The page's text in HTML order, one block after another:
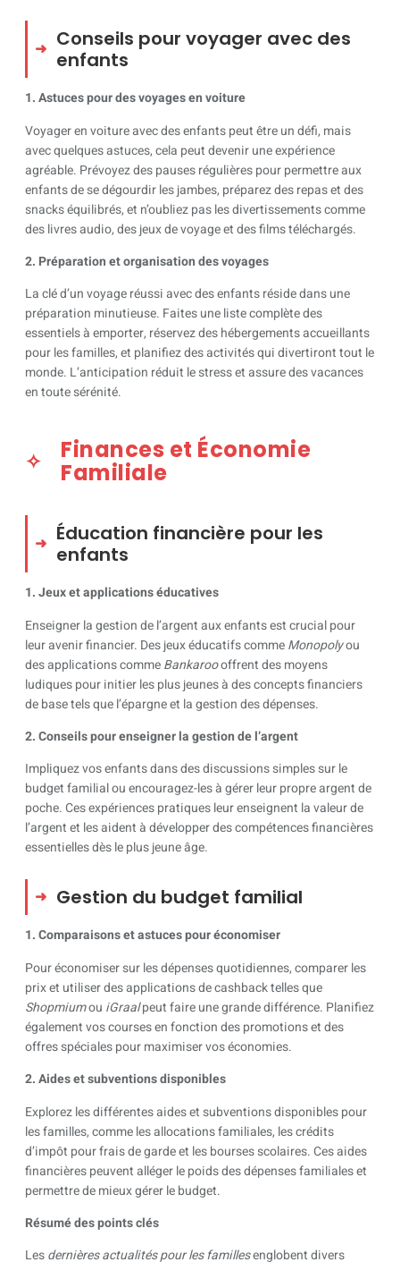
Conseils pour voyager avec des
enfants
1. Astuces pour des voyages en voiture
Voyager en voiture avec des enfants peut être un défi, mais
avec quelques astuces, cela peut devenir une expérience
agréable. Prévoyez des pauses régulières pour permettre aux
enfants de se dégourdir les jambes, préparez des repas et des
snacks équilibrés, et n’oubliez pas les divertissements comme
des livres audio, des jeux de voyage et des films téléchargés.
2. Préparation et organisation des voyages
La clé d’un voyage réussi avec des enfants réside dans une
préparation minutieuse. Faites une liste complète des
essentiels à emporter, réservez des hébergements accueillants
pour les familles, et planifiez des activités qui divertiront tout le
monde. L’anticipation réduit le stress et assure des vacances
en toute sérénité.
Finances et Économie
Familiale
Éducation financière pour les
enfants
1. Jeux et applications éducatives
Enseigner la gestion de l’argent aux enfants est crucial pour
leur avenir financier. Des jeux éducatifs commeMonopolyou
des applications commeBankaroooffrent des moyens
ludiques pour initier les plus jeunes à des concepts financiers
de base tels que l’épargne et la gestion des dépenses.
2. Conseils pour enseigner la gestion de l’argent
Impliquez vos enfants dans des discussions simples sur le
budget familial ou encouragez-les à gérer leur propre argent de
poche. Ces expériences pratiques leur enseignent la valeur de
l’argent et les aident à développer des compétences financières
essentielles dès le plus jeune âge.
Gestion du budget familial
1. Comparaisons et astuces pour économiser
Pour économiser sur les dépenses quotidiennes, comparer les
prix et utiliser des applications de cashback telles que
Shopmiumou iGraalpeut faire une grande différence. Planifiez
également vos courses en fonction des promotions et des
offres spéciales pour maximiser vos économies.
2. Aides et subventions disponibles
Explorez les différentes aides et subventions disponibles pour
les familles, comme les allocations familiales, les crédits
d’impôt pour frais de garde et les bourses scolaires. Ces aides
financières peuvent alléger le poids des dépenses familiales et
permettre de mieux gérer le budget.
Résumé des points clés
Lesdernières actualités pour les famillesenglobent divers